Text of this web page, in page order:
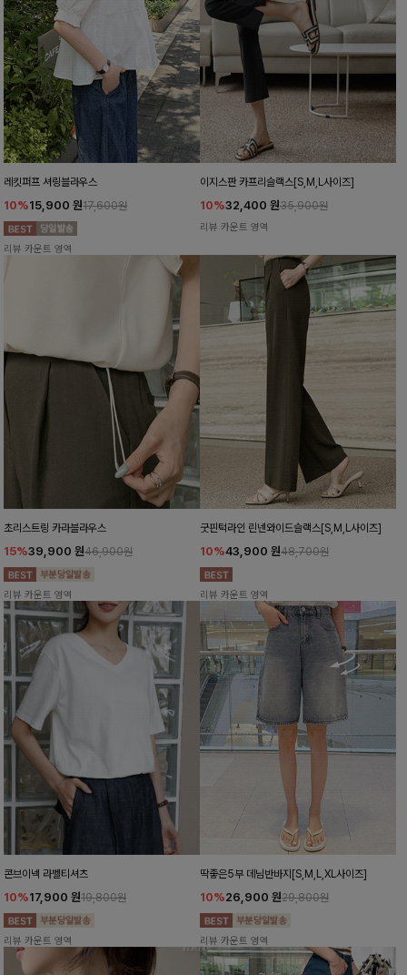
레킷퍼프 셔링블라우스
10%15,900 원17,600원
리뷰 카운트 영역
이지스판 카프리슬랙스[S,M,L사이즈]
10%32,400 원35,900원
리뷰 카운트 영역
초리스트링 카라블라우스
15%39,900 원46,900원
리뷰 카운트 영역
굿핀턱라인 린넨와이드슬랙스[S,M,L사이즈]
10%43,900 원48,700원
리뷰 카운트 영역
콘브이넥 라벨티셔츠
10%17,900 원19,800원
리뷰 카운트 영역
딱좋은5부 데님반바지[S,M,L,XL사이즈]
10%26,900 원29,800원
리뷰 카운트 영역